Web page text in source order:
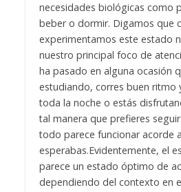
necesidades biológicas como
beber o dormir. Digamos que
experimentamos este estado
nuestro principal foco de
ha pasado en alguna ocasión
estudiando, corres buen ritmo
toda la noche o estás
tal manera que prefieres
todo parece funcionar acorde
esperabas.Evidentemente, el
parece un estado óptimo de
dependiendo del contexto en